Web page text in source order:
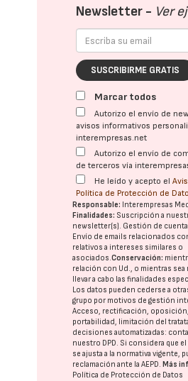
Newsletter - Ver
SUSCRIBIRME GRATIS
Marcar todos
Autorizo el envío de
avisos informativos
interempresas.net
Autorizo el envío de
de terceros vía
He leído y acepto el
Política de Protección de
Responsable: Interempresas
Finalidades: Suscripción a
newsletter(s). Gestión de
Envío de emails relacionados
relativos a intereses similares o
asociados.Conservación:
relación con Ud., o mientras sea
llevar a cabo las finalidades
Los datos pueden cederse a
grupo por motivos de gestión
Acceso, rectificación,
portabilidad, limitación del
decisiones automatizadas:
nuestro DPD. Si considera que
se ajusta a la normativa vigente,
reclamación ante laAEPD. Más
Política de Protección de Datos